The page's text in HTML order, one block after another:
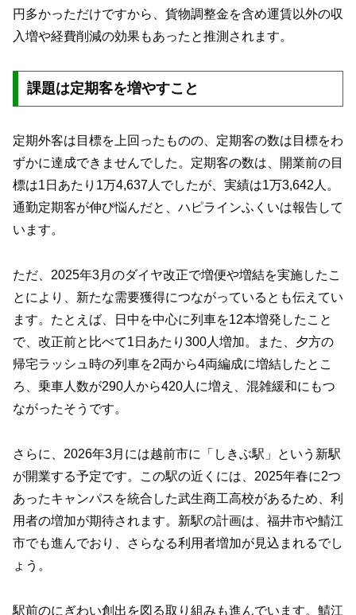
円多かっただけですから、貨物調整金を含め運賃以外の収
入増や経費削減の効果もあったと推測されます。
課題は定期客を増やすこと
定期外客は目標を上回ったものの、定期客の数は目標をわ
ずかに達成できませんでした。定期客の数は、開業前の目
標は1日あたり1万4,637人でしたが、実績は1万3,642人。
通勤定期客が伸び悩んだと、ハピラインふくいは報告して
います。
ただ、2025年3月のダイヤ改正で増便や増結を実施したこ
とにより、新たな需要獲得につながっているとも伝えてい
ます。たとえば、日中を中心に列車を12本増発したこと
で、改正前と比べて1日あたり300人増加。また、夕方の
帰宅ラッシュ時の列車を2両から4両編成に増結したとこ
ろ、乗車人数が290人から420人に増え、混雑緩和にもつ
ながったそうです。
さらに、2026年3月には越前市に「しきぶ駅」という新駅
が開業する予定です。この駅の近くには、2025年春に2つ
あったキャンパスを統合した武生商工高校があるため、利
用者の増加が期待されます。新駅の計画は、福井市や鯖江
市でも進んでおり、さらなる利用者増加が見込まれるでし
ょう。
駅前のにぎわい創出を図る取り組みも進んでいます。鯖江